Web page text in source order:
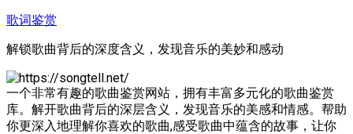
跳
内
容
歌词鉴赏
解锁歌曲背后的深度含义，发现音乐的美妙和感动
一个非常有趣的歌曲鉴赏网站，拥有丰富多元化的歌曲鉴赏
库。解开歌曲背后的深层含义，发现音乐的美感和情感。帮助
你更深入地理解你喜欢的歌曲,感受歌曲中蕴含的故事，让你